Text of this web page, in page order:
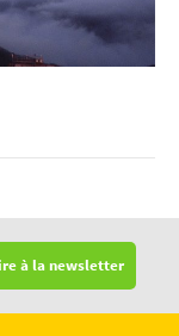
à la newsletter